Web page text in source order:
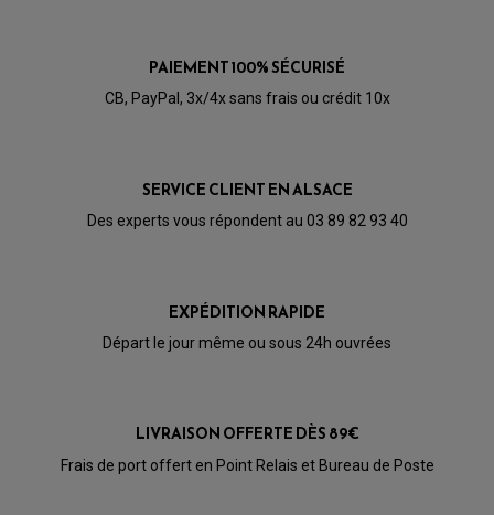
AMORTISSEURS QUAD / SSV
BIELLETTES DE DIRECTION
CÂBLE ACCÉLÉRATEUR / EMBRAYAGE / STARTER
COLONNE DE DIRECTION QUAD
SÉLECTEUR DE VITESSE
ACCESSOIRES ÉCHAPPEMENT
ÉCHAPPEMENT & SILENCIEUX FMF
PAIEMENT 100% SÉCURISÉ
CB, PayPal, 3x/4x sans frais ou crédit 10x
SERVICE CLIENT EN ALSACE
Des experts vous répondent au 03 89 82 93 40
EXPÉDITION RAPIDE
Départ le jour même ou sous 24h ouvrées
LIVRAISON OFFERTE DÈS 89€
Frais de port offert en Point Relais et Bureau de Poste